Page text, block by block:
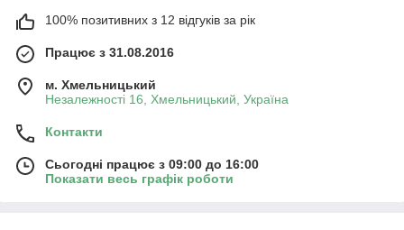
100% позитивних з 12 відгуків за рік
Працює з 31.08.2016
м. Хмельницький
Незалежності 16, Хмельницький, Україна
Контакти
Сьогодні працює з 09:00 до 16:00
Показати весь графік роботи